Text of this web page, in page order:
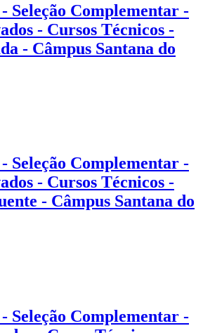
Seleção Complementar -
- Cursos Técnicos -
- Câmpus Santana do
Seleção Complementar -
- Cursos Técnicos -
- Câmpus Santana do
Seleção Complementar -